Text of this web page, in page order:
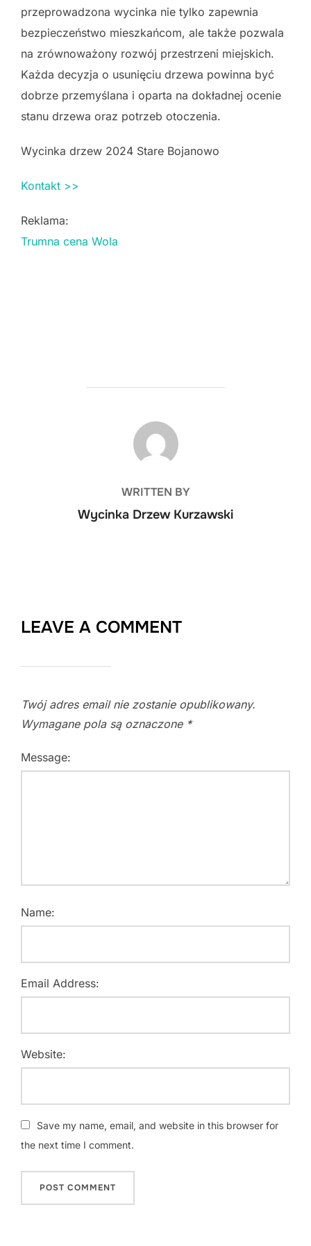
przeprowadzona wycinka nie tylko zapewnia
bezpieczeństwo mieszkańcom, ale także pozwala
na zrównoważony rozwój przestrzeni miejskich.
Każda decyzja o usunięciu drzewa powinna być
dobrze przemyślana i oparta na dokładnej ocenie
stanu drzewa oraz potrzeb otoczenia.
Wycinka drzew 2024 Stare Bojanowo
Kontakt >>
Reklama:
Trumna cena Wola
POST AUTHOR
WRITTEN BY
Wycinka Drzew Kurzawski
LEAVE A COMMENT
Twój adres email nie zostanie opublikowany.
Wymagane pola są oznaczone *
Message:
Name:
Email Address:
Website:
Save my name, email, and website in this browser for
the next time I comment.